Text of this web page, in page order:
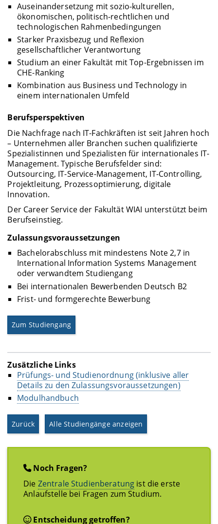
Noch Fragen?
Die Zentrale Studienberatung ist die erste
Anlaufstelle bei Fragen zum Studium.
Entscheidung getroffen?
Auseinandersetzung mit sozio-kulturellen,
ökonomischen, politisch-rechtlichen und
technologischen Rahmenbedingungen
Starker Praxisbezug und Reflexion
gesellschaftlicher Verantwortung
Studium an einer Fakultät mit Top-Ergebnissen im
CHE-Ranking
Kombination aus Business und Technology in
einem internationalen Umfeld
Berufsperspektiven
Die Nachfrage nach IT-Fachkräften ist seit Jahren hoch
– Unternehmen aller Branchen suchen qualifizierte
Spezialistinnen und Spezialisten für internationales IT-
Management. Typische Berufsfelder sind:
Outsourcing, IT-Service-Management, IT-Controlling,
Projektleitung, Prozessoptimierung, digitale
Innovation.
Der Career Service der Fakultät WIAI unterstützt beim
Berufseinstieg.
Zulassungsvoraussetzungen
Bachelorabschluss mit mindestens Note 2,7 in
International Information Systems Management
oder verwandtem Studiengang
Bei internationalen Bewerbenden Deutsch B2
Frist- und formgerechte Bewerbung
Zum Studiengang
Zusätzliche Links
Prüfungs- und Studienordnung (inklusive aller
Details zu den Zulassungsvoraussetzungen)
Modulhandbuch
Zurück Alle Studiengänge anzeigen